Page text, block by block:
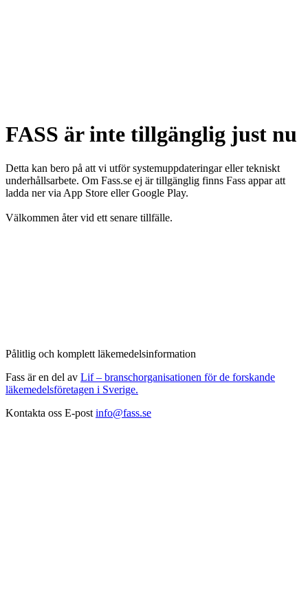
FASS är inte tillgänglig just nu
Detta kan bero på att vi utför systemuppdateringar eller tekniskt
underhållsarbete. Om Fass.se ej är tillgänglig finns Fass appar att
ladda ner via App Store eller Google Play.
Välkommen åter vid ett senare tillfälle.
Pålitlig och komplett läkemedelsinformation
Fass är en del av Lif – branschorganisationen för de forskande
läkemedelsföretagen i Sverige.
Kontakta oss E-post info@fass.se